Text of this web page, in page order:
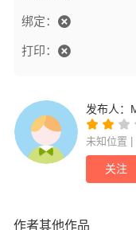
绑定：
打印：
发布人：
未知位置 |
关注
作者其他作品